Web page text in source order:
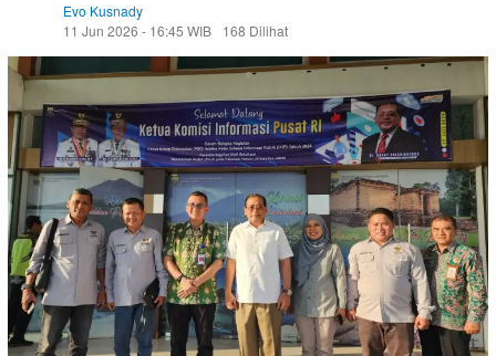
Evo Kusnady
11 Jun 2026 - 16:45 WIB
168 Dilihat